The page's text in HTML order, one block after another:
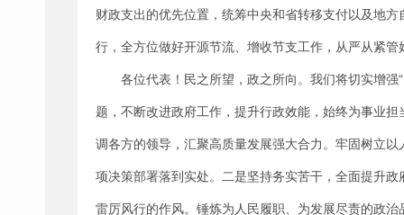
财政支出的优先位置，统筹中央和省转移支付以及地
行，全方位做好开源节流、增收节支工作，从严从紧
各位代表！民之所望，政之所向。我们将切实增强
题，不断改进政府工作，提升行政效能，始终为事业
调各方的领导，汇聚高质量发展强大合力。牢固树立
项决策部署落到实处。二是坚持务实苦干，全面提升
雷厉风行的作风。锤炼为人民履职、为发展尽责的政